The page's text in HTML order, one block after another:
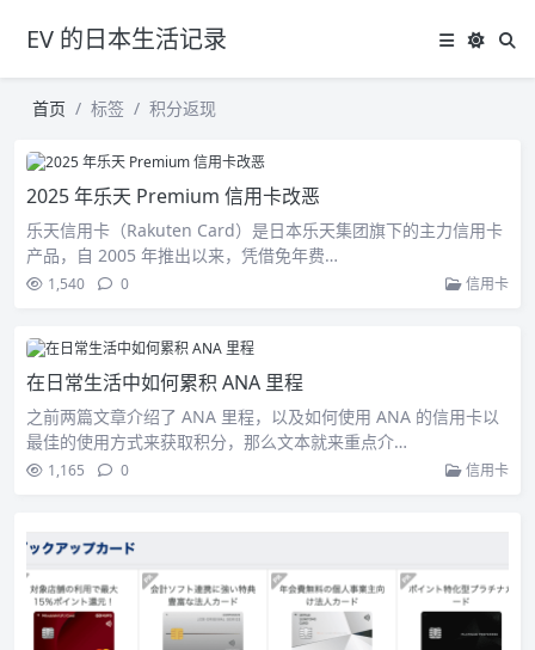
EV 的日本生活记录
首页 标签 积分返现
2025 年乐天 Premium 信用卡改恶
乐天信用卡（Rakuten Card）是日本乐天集团旗下的主力信用卡
产品，自 2005 年推出以来，凭借免年费…
1,540 0 信用卡
在日常生活中如何累积 ANA 里程
之前两篇文章介绍了 ANA 里程，以及如何使用 ANA 的信用卡以
最佳的使用方式来获取积分，那么文本就来重点介…
1,165 0 信用卡